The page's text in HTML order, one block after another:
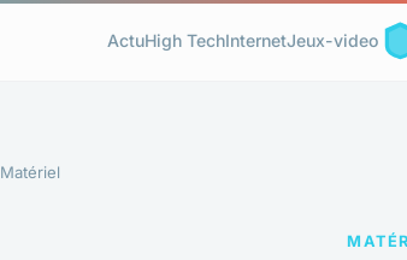
ActuHigh TechInternetJeux-video
Matériel